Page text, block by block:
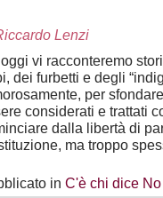
Lenzi
vi racconteremo
dei furbetti e degli
per
considerati e trattati
dalla libertà di
ma troppo
in C'è chi dice No